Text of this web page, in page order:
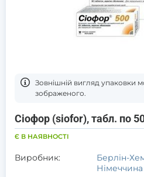
Зовнішній вигляд упаковки
зображеного.
Сіофор (siofor), табл. по
Є В НАЯВНОСТІ
Виробник:
Берлін-
Німеччина